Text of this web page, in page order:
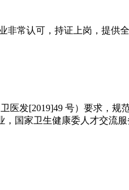
非常认可，持证上岗，提供
发[2019]49 号）要求，规
国家卫生健康委人才交流